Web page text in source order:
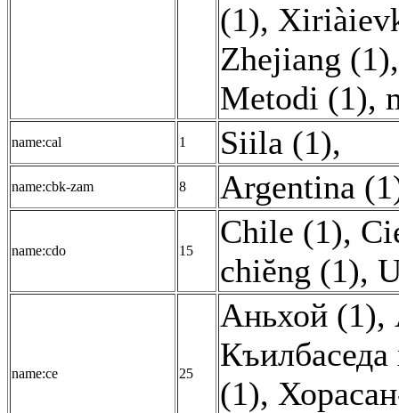
(1),
Zhejiang (1)
Metodi (1),
name:cal 1 Siila (1),
name:cbk-zam 8 Argentina
name:cdo 15
Chile (1),
chiĕng (1),
name:ce 25
Аньхой (1),
Къилбаседа
(1),